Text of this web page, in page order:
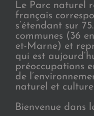
Le Parc naturel
français
s’étendant sur
communes (36
et-Marne) et
qui est
préoccupations
de
naturel et
Bienvenue dans